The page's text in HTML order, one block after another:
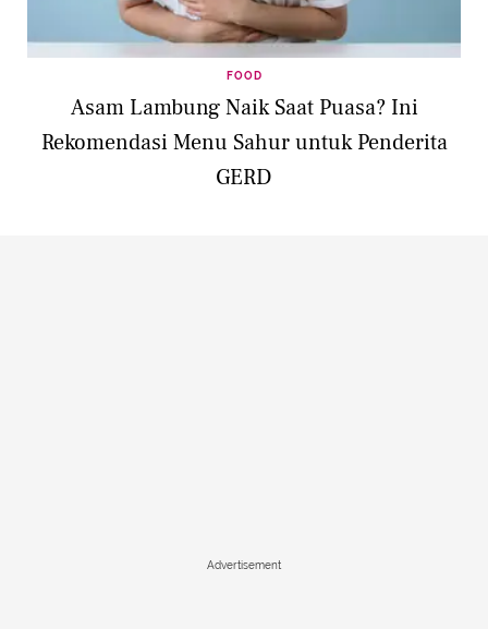
FOOD
Asam Lambung Naik Saat Puasa? Ini
Rekomendasi Menu Sahur untuk Penderita
GERD
Advertisement